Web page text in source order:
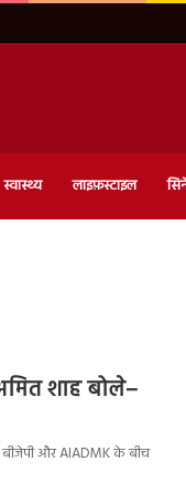
स्वास्थ्य लाइफ़स्टाइल
शाह बोले–
और AIADMK के बीच